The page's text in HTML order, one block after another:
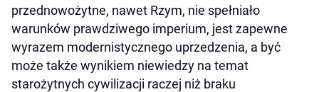
przednowożytne, nawet Rzym, nie spełniało
warunków prawdziwego imperium, jest zapewne
wyrazem modernistycznego uprzedzenia, a być
może także wynikiem niewiedzy na temat
starożytnych cywilizacji raczej niż braku